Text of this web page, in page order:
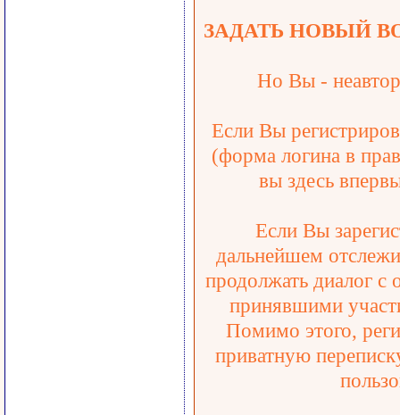
ЗАДАТЬ НОВЫЙ
Но Вы -
Если Вы
(форма логина в
вы здесь
Если Вы
дальнейшем
продолжать диалог с
принявшими
Помимо этого,
приватную